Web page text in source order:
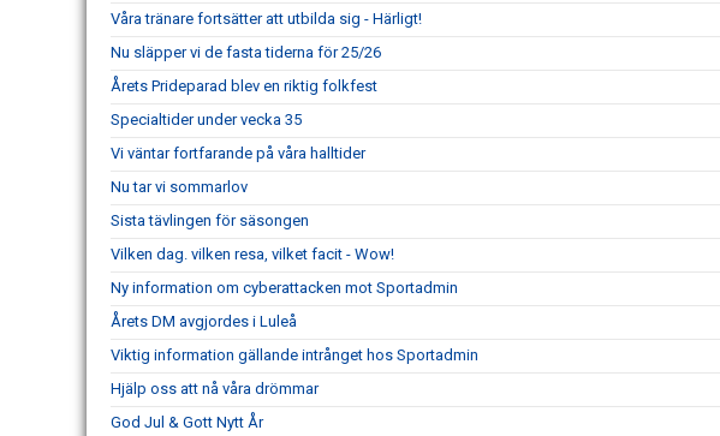
Våra tränare fortsätter att utbilda sig - Härligt!
Nu släpper vi de fasta tiderna för 25/26
Årets Prideparad blev en riktig folkfest
Specialtider under vecka 35
Vi väntar fortfarande på våra halltider
Nu tar vi sommarlov
Sista tävlingen för säsongen
Vilken dag. vilken resa, vilket facit - Wow!
Ny information om cyberattacken mot Sportadmin
Årets DM avgjordes i Luleå
Viktig information gällande intrånget hos Sportadmin
Hjälp oss att nå våra drömmar
God Jul & Gott Nytt År